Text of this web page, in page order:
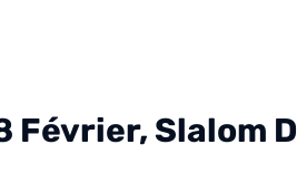
Février, Slalom